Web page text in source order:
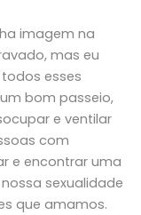
imagem na
mas eu
esses
bom passeio,
e ventilar
com
e encontrar uma
sexualidade
que amamos.